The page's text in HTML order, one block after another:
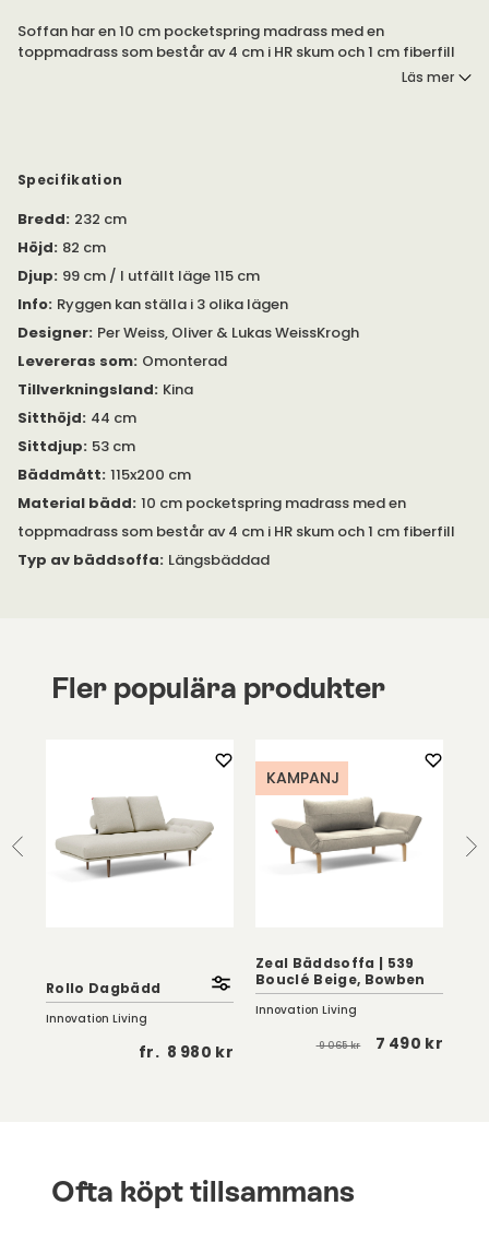
Soffan har en 10 cm pocketspring madrass med en
toppmadrass som består av 4 cm i HR skum och 1 cm fiberfill
som ger en bekväm sits. Ryggen kan ställa i 3 olika lägen. På
Läs mer
Specifikation
Bredd: 232 cm
Höjd: 82 cm
Djup: 99 cm / I utfällt läge 115 cm
Info: Ryggen kan ställa i 3 olika lägen
Designer: Per Weiss, Oliver & Lukas WeissKrogh
Levereras som: Omonterad
Tillverkningsland: Kina
Sitthöjd: 44 cm
Sittdjup: 53 cm
Bäddmått: 115x200 cm
Material bädd: 10 cm pocketspring madrass med en
toppmadrass som består av 4 cm i HR skum och 1 cm fiberfill
Typ av bäddsoffa: Längsbäddad
Fler populära produkter
Rollo Dagbädd
Innovation Living
fr. 8 980 kr
KAMPANJ
Zeal Bäddsoffa | 539
Bouclé Beige, Bowben
Innovation Living
9 065 kr 7 490 kr
Ofta köpt tillsammans